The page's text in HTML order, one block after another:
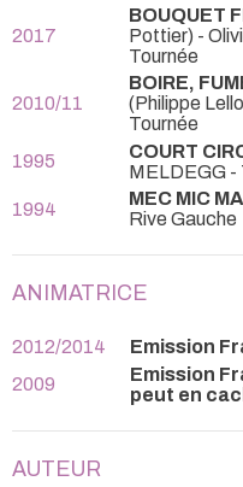
2017
BOUQUET
Pottier) -
Tournée
2010/11
BOIRE,
(Philippe
Tournée
1995
COURT
MELDEGG -
1994
MEC MIC
Rive Gauche
ANIMATRICE
2012/2014
Emission
2009
Emission
peut en
AUTEUR